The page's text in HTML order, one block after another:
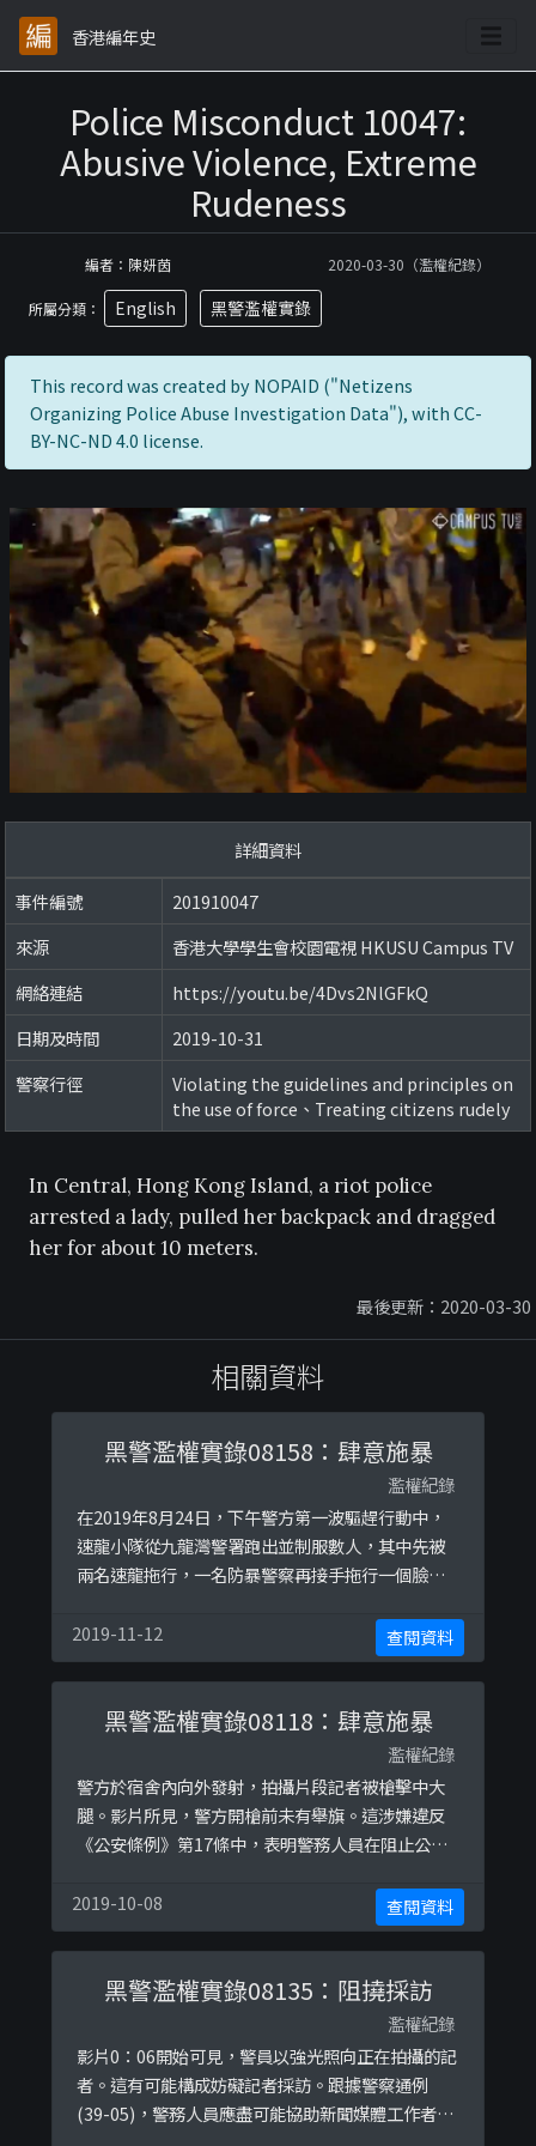
香港編年史
Police Misconduct 10047:
Abusive Violence, Extreme
Rudeness
編者：陳妍茵 2020-03-30（濫權紀錄）
所屬分類： English 黑警濫權實錄
This record was created by NOPAID ("Netizens
Organizing Police Abuse Investigation Data"), with CC-
BY-NC-ND 4.0 license.
詳細資料
事件編號
201910047
來源
香港大學學生會校園電視 HKUSU Campus TV
網絡連結
https://youtu.be/4Dvs2NlGFkQ
日期及時間
2019-10-31
警察行徑
Violating the guidelines and principles on
the use of force、Treating citizens rudely
In Central, Hong Kong Island, a riot police
arrested a lady, pulled her backpack and dragged
her for about 10 meters.
最後更新：2020-03-30
相關資料
黑警濫權實錄08158：肆意施暴
濫權紀錄
在2019年8月24日，下午警方第一波驅趕行動中，
速龍小隊從九龍灣警署跑出並制服數人，其中先被
兩名速龍拖行，一名防暴警察再接手拖行一個臉部
打其臉部後繼續毆打了數棍及腳踩後才停手拘捕，
導致其背部紅腫及左臉流血。
2019-11-12 查閱資料
黑警濫權實錄08118：肆意施暴
濫權紀錄
警方於宿舍內向外發射，拍攝片段記者被槍擊中大
腿。影片所見，警方開槍前未有舉旗。這涉嫌違反
《公安條例》第17條中，表明警務人員在阻止公眾
「合理所需的武力」。
2019-10-08 查閱資料
黑警濫權實錄08135：阻撓採訪
濫權紀錄
影片0：06開始可見，警員以強光照向正在拍攝的記
者。這有可能構成妨礙記者採訪。跟據警察通例
(39-05)，警務人員應盡可能協助新聞媒體工作者的